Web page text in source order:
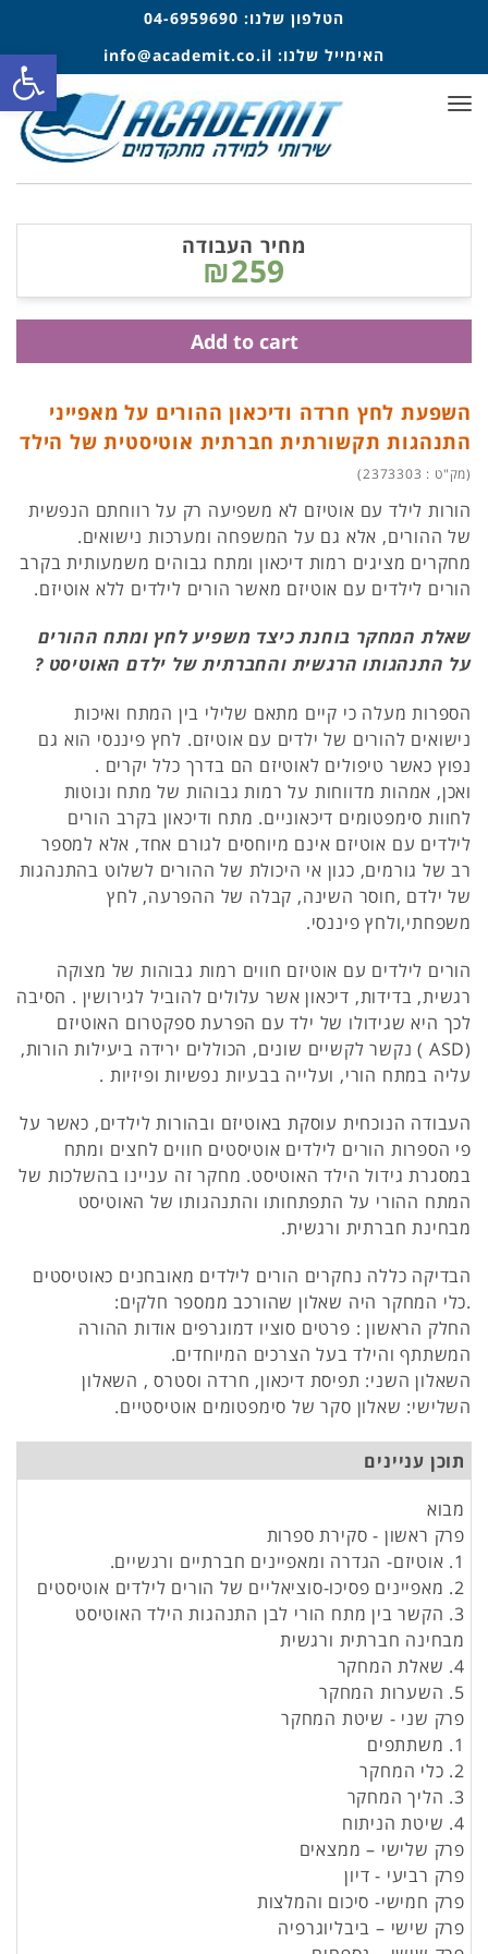
הטלפון שלנו: 04-6959690
האימייל שלנו: info@academit.co.il
תפריט
השפעת לחץ חרדה ודיכאון ההורים על מאפייני
התנהגות תקשורתית חברתית אוטיסטית של הילד
(מק"ט : 2373303)
הורות לילד עם אוטיזם לא משפיעה רק על רווחתם הנפשית
של ההורים, אלא גם על המשפחה ומערכות נישואים.
מחקרים מציגים רמות דיכאון ומתח גבוהים משמעותית בקרב
הורים לילדים עם אוטיזם מאשר הורים לילדים ללא אוטיזם.
שאלת המחקר בוחנת כיצד משפיע לחץ ומתח ההורים
על התנהגותו הרגשית והחברתית של ילדם האוטיסט ?
הספרות מעלה כי קיים מתאם שלילי בין המתח ואיכות
נישואים להורים של ילדים עם אוטיזם. לחץ פיננסי הוא גם
נפוץ כאשר טיפולים לאוטיזם הם בדרך כלל יקרים .
ואכן, אמהות מדווחות על רמות גבוהות של מתח ונוטות
לחוות סימפטומים דיכאוניים. מתח ודיכאון בקרב הורים
לילדים עם אוטיזם אינם מיוחסים לגורם אחד, אלא למספר
רב של גורמים, כגון אי היכולת של ההורים לשלוט בהתנהגות
של ילדם ,חוסר השינה, קבלה של ההפרעה, לחץ
משפחתי,ולחץ פיננסי.
הורים לילדים עם אוטיזם חווים רמות גבוהות של מצוקה
רגשית, בדידות, דיכאון אשר עלולים להוביל לגירושין . הסיבה
לכך היא שגידולו של ילד עם הפרעת ספקטרום האוטיזם
(ASD ) נקשר לקשיים שונים, הכוללים ירידה ביעילות הורות,
עליה במתח הורי, ועלייה בבעיות נפשיות ופיזיות .
העבודה הנוכחית עוסקת באוטיזם ובהורות לילדים, כאשר על
פי הספרות הורים לילדים אוטיסטים חווים לחצים ומתח
במסגרת גידול הילד האוטיסט. מחקר זה עניינו בהשלכות של
המתח ההורי על התפתחותו והתנהגותו של האוטיסט
מבחינת חברתית ורגשית.
הבדיקה כללה נחקרים הורים לילדים מאובחנים כאוטיסטים
.כלי המחקר היה שאלון שהורכב ממספר חלקים:
החלק הראשון : פרטים סוציו דמוגרפים אודות ההורה
המשתתף והילד בעל הצרכים המיוחדים.
השאלון השני: תפיסת דיכאון, חרדה וסטרס , השאלון
השלישי: שאלון סקר של סימפטומים אוטיסטיים.
תוכן עניינים
מבוא
פרק ראשון - סקירת ספרות
1. אוטיזם- הגדרה ומאפיינים חברתיים ורגשיים.
2. מאפיינים פסיכו-סוציאליים של הורים לילדים אוטיסטים
3. הקשר בין מתח הורי לבן התנהגות הילד האוטיסט
מבחינה חברתית ורגשית
4. שאלת המחקר
5. השערות המחקר
פרק שני - שיטת המחקר
1. משתתפים
2. כלי המחקר
3. הליך המחקר
4. שיטת הניתוח
פרק שלישי – ממצאים
פרק רביעי - דיון
פרק חמישי- סיכום והמלצות
פרק שישי – ביבליוגרפיה
מחיר העבודה
₪259
Add to cart
פתח